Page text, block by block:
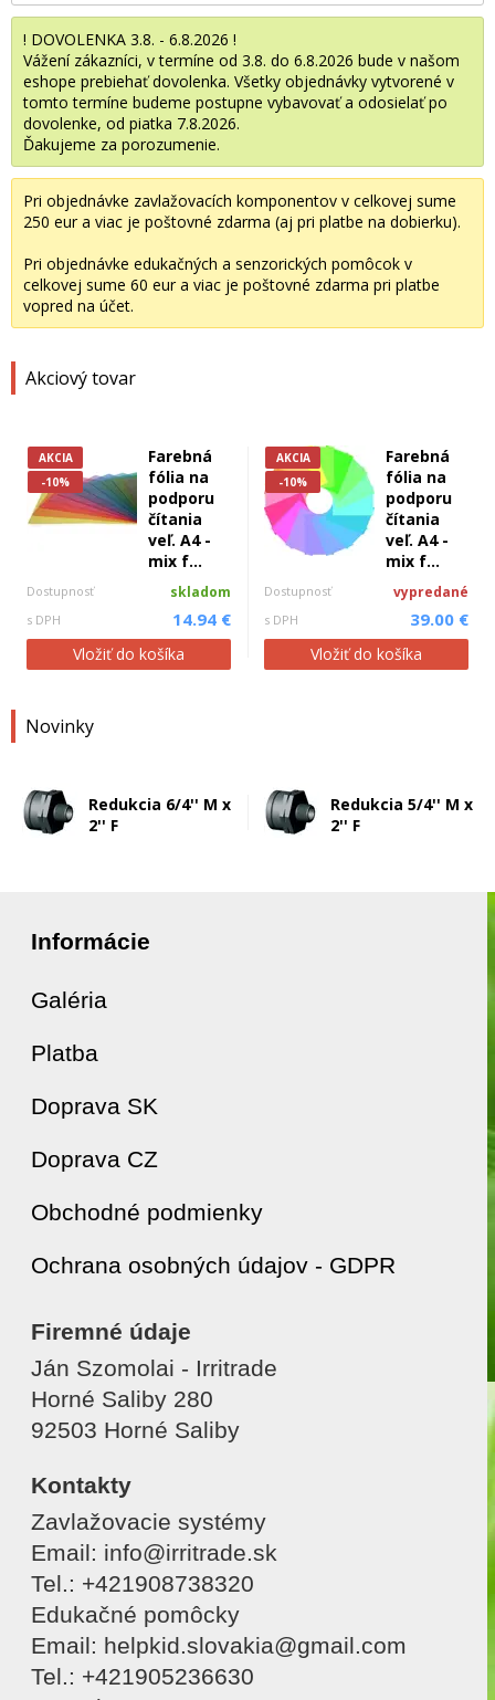
! DOVOLENKA 3.8. - 6.8.2026 !
Vážení zákazníci, v termíne od 3.8. do 6.8.2026 bude v našom
eshope prebiehať dovolenka. Všetky objednávky vytvorené v
tomto termíne budeme postupne vybavovať a odosielať po
dovolenke, od piatka 7.8.2026.
Ďakujeme za porozumenie.
Pri objednávke zavlažovacích komponentov v celkovej sume
250 eur a viac je poštovné zdarma (aj pri platbe na dobierku).
Pri objednávke edukačných a senzorických pomôcok v
celkovej sume 60 eur a viac je poštovné zdarma pri platbe
vopred na účet.
Akciový tovar
AKCIA
-10%
Farebná
fólia na
podporu
čítania
veľ. A4 -
mix f...
Dostupnosť skladom
s DPH 14.94 €
Vložiť do košíka
AKCIA
-10%
Farebná
fólia na
podporu
čítania
veľ. A4 -
mix f...
Dostupnosť vypredané
s DPH 39.00 €
Vložiť do košíka
Novinky
Redukcia 6/4'' M x
2'' F
Redukcia 5/4'' M x
2'' F
Informácie
Galéria
Platba
Doprava SK
Doprava CZ
Obchodné podmienky
Ochrana osobných údajov - GDPR
Firemné údaje
Ján Szomolai - Irritrade
Horné Saliby 280
92503 Horné Saliby
Kontakty
Zavlažovacie systémy
Email: info@irritrade.sk
Tel.: +421908738320
Edukačné pomôcky
Email: helpkid.slovakia@gmail.com
Tel.: +421905236630